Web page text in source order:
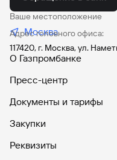
Ваше местоположение
Москва
Адрес головного офиса:
117420, г. Москва, ул.
О Газпромбанке
Пресс-центр
Документы и тарифы
Закупки
Реквизиты